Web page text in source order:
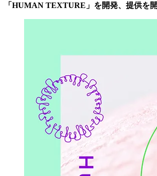
「HUMAN TEXTURE」を開発、提供を開